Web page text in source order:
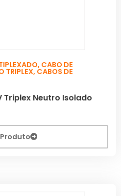
, CABO DE
TRIPLEX, CABOS DE
Triplex Neutro Isolado